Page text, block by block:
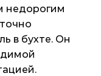
недорогим
в бухте. Он